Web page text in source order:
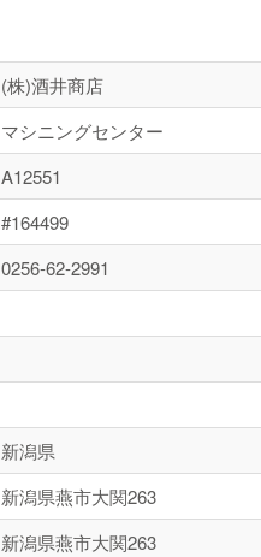
(株)酒井商店
マシニングセンター
A12551
#164499
0256-62-2991
新潟県
新潟県燕市大関263
新潟県燕市大関263